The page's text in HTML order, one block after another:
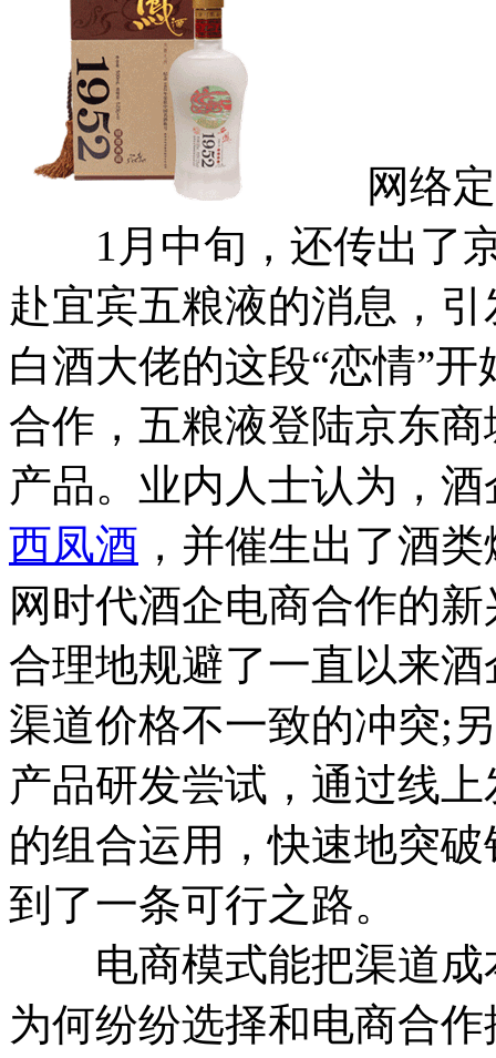
网络定
1月中旬，还传出了京
赴宜宾五粮液的消息，
白酒大佬的这段“恋情”
合作，五粮液登陆京东
产品。业内人士认为，
西凤酒 ，并催生出了酒
网时代酒企电商合作的
合理地规避了一直以来
渠道价格不一致的冲突;
产品研发尝试，通过线
的组合运用，快速地突
到了一条可行之路。
电商模式能把渠道成
为何纷纷选择和电商合